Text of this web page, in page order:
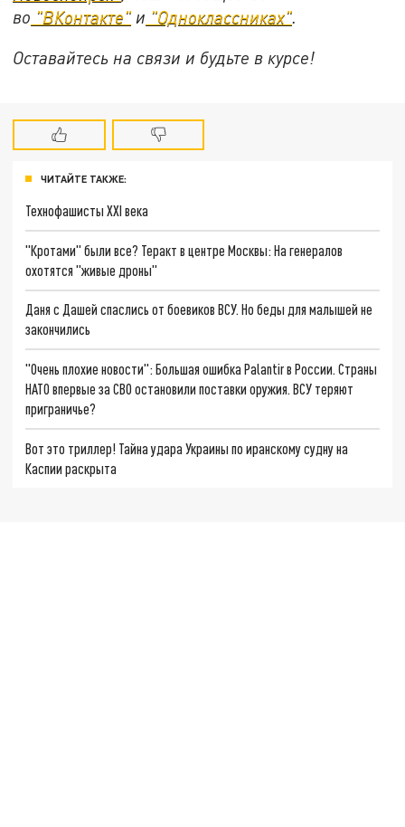
во "ВКонтакте" и "Одноклассниках".
Оставайтесь на связи и будьте в курсе!
ЧИТАЙТЕ ТАКЖЕ:
Технофашисты XXI века
"Кротами" были все? Теракт в центре Москвы: На генералов
охотятся "живые дроны"
Даня с Дашей спаслись от боевиков ВСУ. Но беды для малышей не
закончились
"Очень плохие новости": Большая ошибка Palantir в России. Страны
НАТО впервые за СВО остановили поставки оружия. ВСУ теряют
приграничье?
Вот это триллер! Тайна удара Украины по иранскому судну на
Каспии раскрыта